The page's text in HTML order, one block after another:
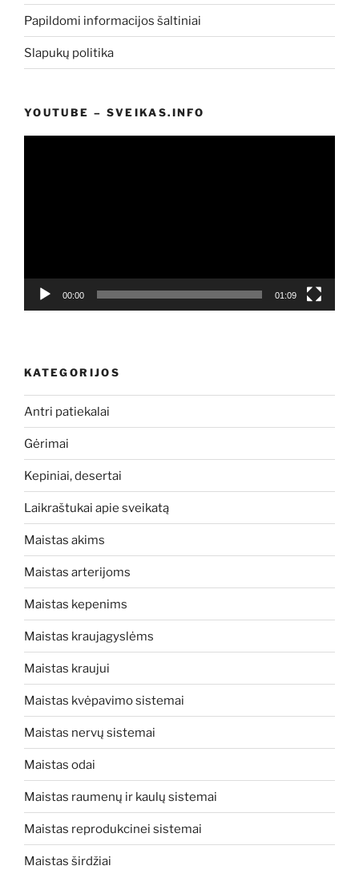
Papildomi informacijos šaltiniai
Slapukų politika
YOUTUBE – SVEIKAS.INFO
00:00 01:09
KATEGORIJOS
Antri patiekalai
Gėrimai
Kepiniai, desertai
Laikraštukai apie sveikatą
Maistas akims
Maistas arterijoms
Maistas kepenims
Maistas kraujagyslėms
Maistas kraujui
Maistas kvėpavimo sistemai
Maistas nervų sistemai
Maistas odai
Maistas raumenų ir kaulų sistemai
Maistas reprodukcinei sistemai
Maistas širdžiai